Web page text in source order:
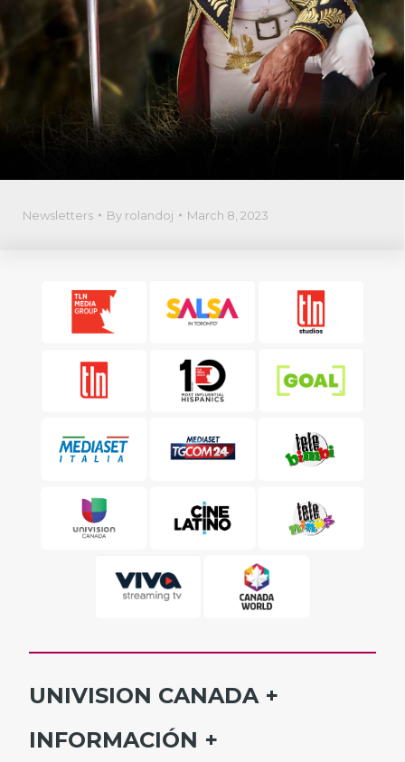
Newsletters By rolandoj March 8, 2023
UNIVISION CANADA
INICIO
INFORMACIÓN